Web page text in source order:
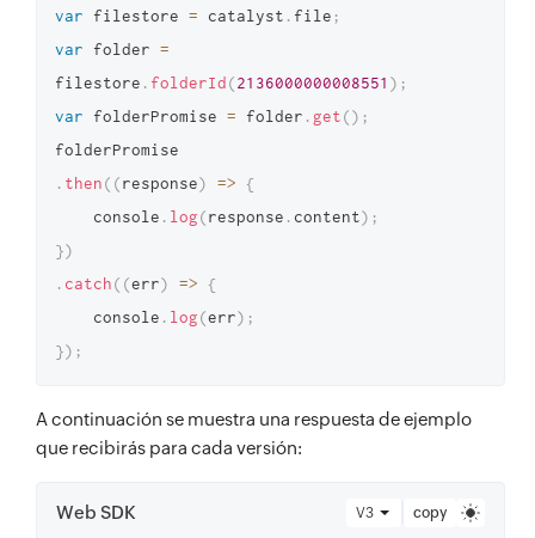
var filestore = catalyst . file ;
var folder =
filestore . folderId(2136000000008551 ) ;
var folderPromise = folder . get() ;
. then( (response) =>
{
    console
. log(response . content) ;
})
. catch( (err) =>
{
    console
. log(err) ;
}) ;
A continuación se muestra una respuesta de ejemplo
que recibirás para cada versión:
Web SDK V3 copy